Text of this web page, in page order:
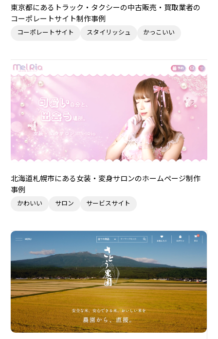
東京都にあるトラック・タクシーの中古販売・買取業者の
コーポレートサイト制作事例
コーポレートサイト スタイリッシュ かっこいい
北海道札幌市にある女装・変身サロンのホームページ制作
事例
かわいい サロン サービスサイト